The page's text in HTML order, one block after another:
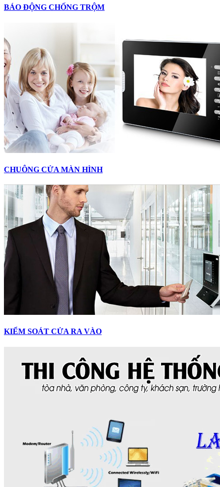
BÁO ĐỘNG CHỐNG TRỘM
CHUÔNG CỬA MÀN HÌNH
KIỂM SOÁT CỬA RA VÀO